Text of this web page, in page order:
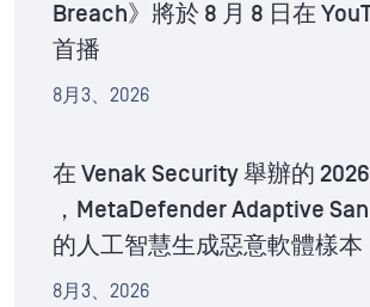
Breach》將於 8 月 8 日在
首播
8月3、2026
在 Venak Security 舉辦的
，MetaDefender Adaptive
的人工智慧生成惡意軟體樣本
8月3、2026